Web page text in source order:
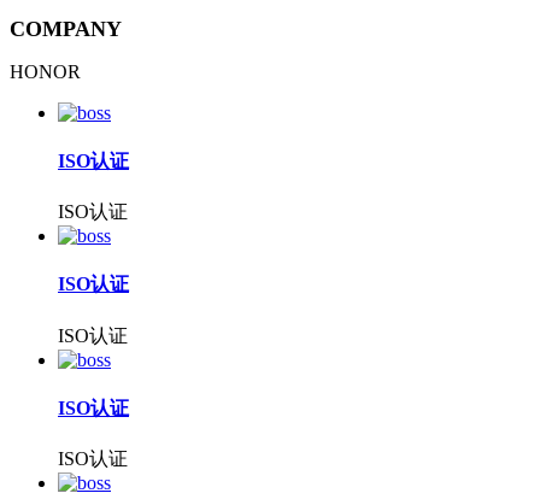
COMPANY
HONOR
ISO认证
ISO认证
ISO认证
ISO认证
ISO认证
ISO认证